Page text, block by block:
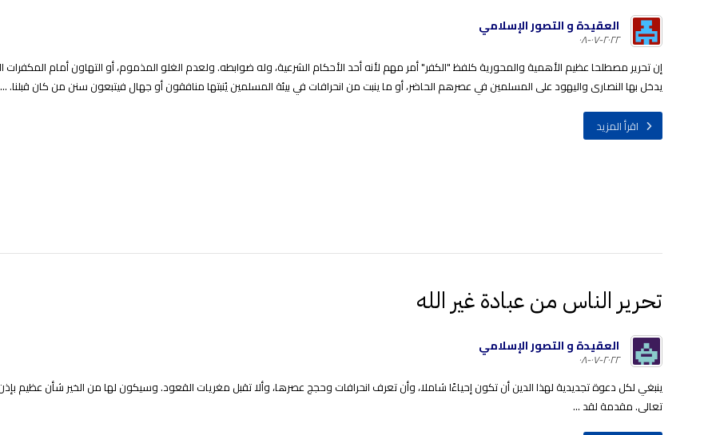
العقيدة و التصور الإسلامي
٢٠٢٢-٠٧-٠٨
إن تحرير مصطلحا عظيم الأهمية والمحورية كلفظ "الكفر" أمر مهم لأنه أحد الأحكام الشرعية، وله ضوابطه. ولعدم الغلو المذموم، أو التهاون أمام المكفرات
يدخل بها النصارى واليهود على المسلمين في عصرهم الحاضر، أو ما ينبت من انحرافات في بيئة المسلمين يُنبتها منافقون أو جهال فيتبعون سنن من كان قبلنا. ...
اقرأ المزيد
تحرير الناس من عبادة غير الله
العقيدة و التصور الإسلامي
٢٠٢٢-٠٧-٠٨
ينبغي لكل دعوة تجديدية لهذا الدين أن تكون إحياءًا شاملا، وأن تعرف انحرافات وحجج عصرها، وألا تقبل مغريات القعود. وسيكون لها من الخير شأن عظيم
تعالى. مقدمة لقد ...